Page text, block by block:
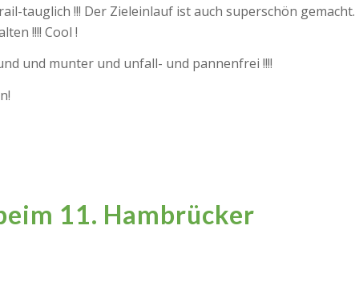
tauglich !!! Der Zieleinlauf ist auch superschön gemacht.
!!!! Cool !
und munter und unfall- und pannenfrei !!!!
11. Hambrücker